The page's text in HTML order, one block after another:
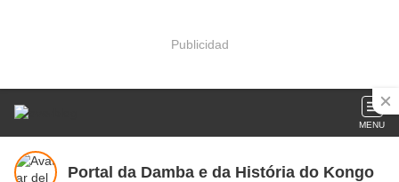
Publicidad
MENU
Portal da Damba e da História do Kongo